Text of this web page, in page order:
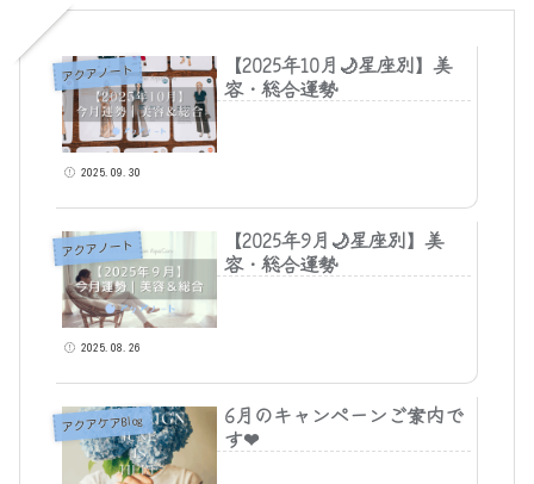
アクアノート
【2025年10月🌙星座別】美
容・総合運勢
2025.09.30
アクアノート
【2025年9月🌙星座別】美
容・総合運勢
2025.08.26
アクアケアBlog
6月のキャンペーンご案内で
す❤